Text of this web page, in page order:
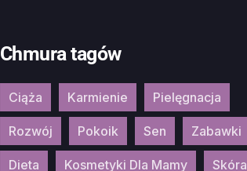
Chmura tagów
Ciąża Karmienie Pielęgnacja
Rozwój Pokoik Sen Zabawki
Dieta Kosmetyki Dla Mamy Skóra